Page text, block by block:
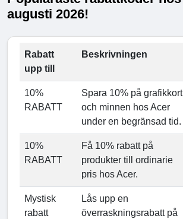
augusti 2026!
Rabatt
upp till
Beskrivningen
10%
RABATT
Spara 10% på grafikkort
och minnen hos Acer
under en begränsad tid.
10%
RABATT
Få 10% rabatt på
produkter till ordinarie
pris hos Acer.
Mystisk
rabatt
Lås upp en
överraskningsrabatt på